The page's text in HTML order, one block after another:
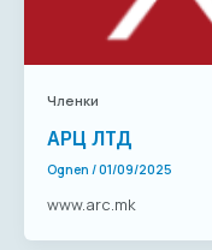
Членки
АРЦ ЛТД
Ognen /01/09/2025
www.arc.mk